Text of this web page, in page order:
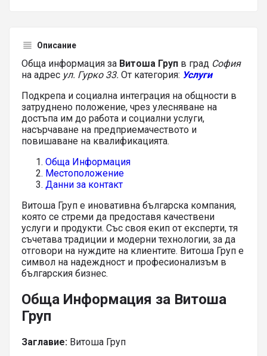
Описание
Обща информация за Витоша Груп в град София
на адрес ул. Гурко 33. От категория: Услуги
Подкрепа и социална интеграция на общности в
затруднено положение, чрез улесняване на
достъпа им до работа и социални услуги,
насърчаване на предприемачеството и
повишаване на квалификацията.
Обща Информация
Местоположение
Данни за контакт
Витоша Груп е иновативна българска компания,
която се стреми да предоставя качествени
услуги и продукти. Със своя екип от експерти, тя
съчетава традиции и модерни технологии, за да
отговори на нуждите на клиентите. Витоша Груп е
символ на надеждност и професионализъм в
българския бизнес.
Обща Информация за Витоша
Груп
Заглавие: Витоша Груп